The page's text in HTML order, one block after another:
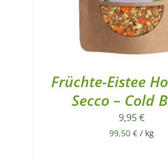
Früchte-Eistee
Secco – Cold
9,95€
99,50 € / kg